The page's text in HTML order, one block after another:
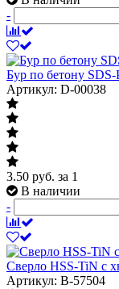
-
Бур по бетону
Артикул: D-00038
3.50 руб. за 1
В наличии
-
Сверло HSS-TiN с
Артикул: B-57504